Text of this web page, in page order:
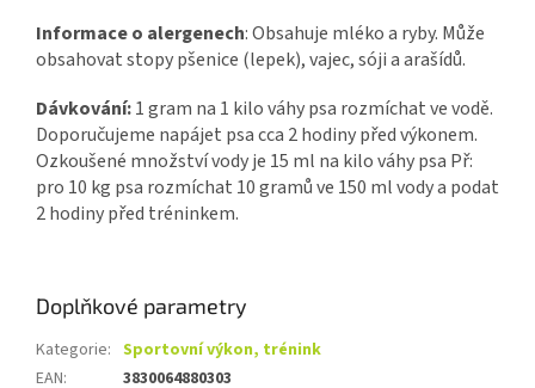
Informace o alergenech: Obsahuje mléko a ryby. Může
obsahovat stopy pšenice (lepek), vajec, sóji a arašídů.
Dávkování:1 gram na 1 kilo váhy psa rozmíchat ve vodě.
Doporučujeme napájet psa cca 2 hodiny před výkonem.
Ozkoušené množství vody je 15 ml na kilo váhy psa Př:
pro 10 kg psa rozmíchat 10 gramů ve 150 ml vody a podat
2 hodiny před tréninkem.
Doplňkové parametry
Kategorie: Sportovní výkon, trénink
EAN: 3830064880303